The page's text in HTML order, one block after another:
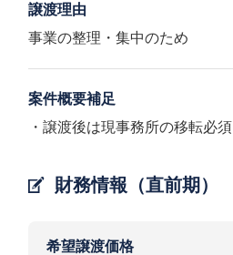
譲渡理由
事業の整理・集中のため
案件概要補足
・譲渡後は現事務所の移転必須
財務情報（直前期）
希望譲渡価格